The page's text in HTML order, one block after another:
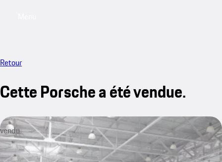
Retour
Cette Porsche a été vendue.
vendu